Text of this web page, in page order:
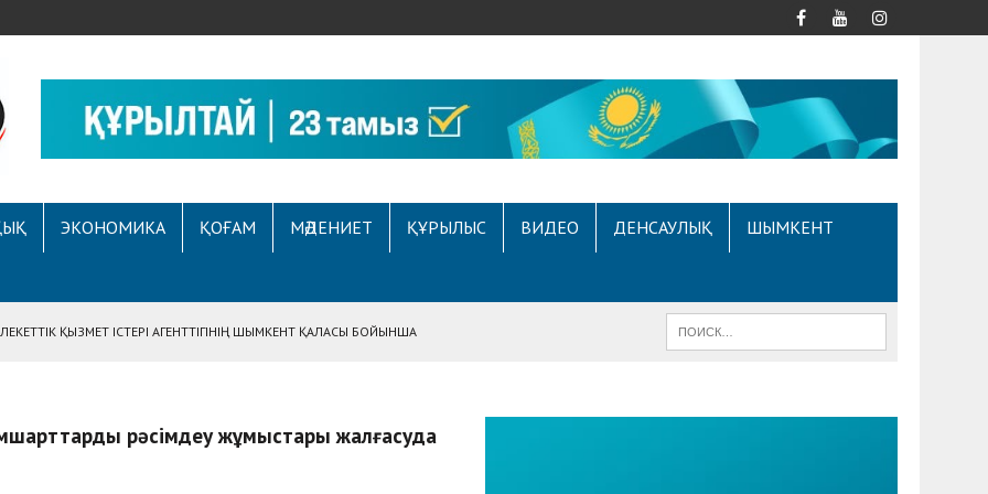
ЭКОНОМИКА ҚОҒАМ МӘДЕНИЕТ ҚҰРЫЛЫС ВИДЕО ДЕНСАУЛЫҚ ШЫМКЕНТ
ҚЫЗМЕТ ІСТЕРІ АГЕНТТІГІНІҢ ШЫМКЕНТ ҚАЛАСЫ БОЙЫНША
САУАТТЫЛЫҚ МӘСЕЛЕЛЕРІ ТАЛҚЫЛАНДЫ
СҰХБАТ БЕРІЛДІ
рәсімдеу жұмыстары жалғасуда